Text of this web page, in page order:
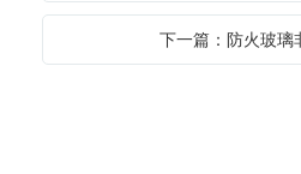
下一篇：防火玻璃